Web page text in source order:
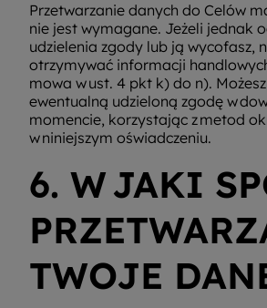
Przetwarzanie danych do Celów
nie jest wymagane. Jeżeli jednak
udzielenia zgody lub ją wycofasz,
otrzymywać informacji
mowa w ust. 4 pkt k) do n).
ewentualną udzieloną zgodę w
momencie, korzystając z metod
w niniejszym oświadczeniu.
6. W JAKI
TWOJE